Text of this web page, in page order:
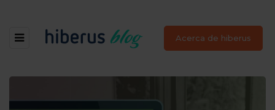
Acerca de hiberus